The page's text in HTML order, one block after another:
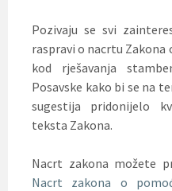
Pozivaju se svi
raspravi o nacrtu
kod rješavanja
Posavske kako bi se na
sugestija pridonijelo
teksta Zakona.
Nacrt zakona možete
Nacrt zakona o